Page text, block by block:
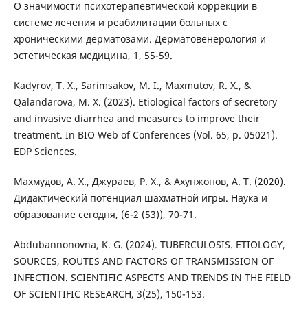
О значимости психотерапевтической коррекции в
системе лечения и реабилитации больных с
хроническими дерматозами. Дерматовенерология и
эстетическая медицина, 1, 55-59.
Kadyrov, T. X., Sarimsakov, M. I., Maxmutov, R. X., &
Qalandarova, M. X. (2023). Etiological factors of secretory
and invasive diarrhea and measures to improve their
treatment. In BIO Web of Conferences (Vol. 65, p. 05021).
EDP Sciences.
Махмудов, А. Х., Джураев, Р. Х., & Ахунжонов, А. Т. (2020).
Дидактический потенциал шахматной игры. Наука и
образование сегодня, (6-2 (53)), 70-71.
Abdubannonovna, K. G. (2024). TUBERCULOSIS. ETIOLOGY,
SOURCES, ROUTES AND FACTORS OF TRANSMISSION OF
INFECTION. SCIENTIFIC ASPECTS AND TRENDS IN THE FIELD
OF SCIENTIFIC RESEARCH, 3(25), 150-153.